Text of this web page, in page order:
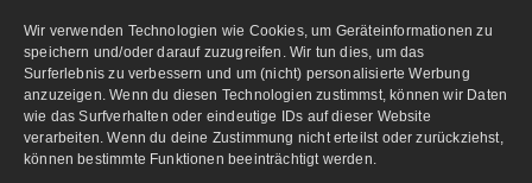
Wir verwenden Technologien wie Cookies, um Geräteinformationen zu
speichern und/oder darauf zuzugreifen. Wir tun dies, um das
Surferlebnis zu verbessern und um (nicht) personalisierte Werbung
anzuzeigen. Wenn du diesen Technologien zustimmst, können wir Daten
wie das Surfverhalten oder eindeutige IDs auf dieser Website
verarbeiten. Wenn du deine Zustimmung nicht erteilst oder zurückziehst,
können bestimmte Funktionen beeinträchtigt werden.